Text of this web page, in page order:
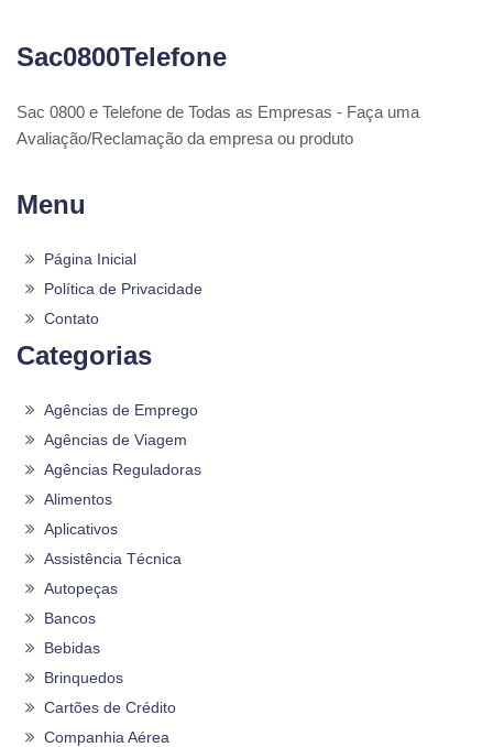
Sac0800Telefone
Sac 0800 e Telefone de Todas as Empresas - Faça uma
Avaliação/Reclamação da empresa ou produto
Menu
Página Inicial
Política de Privacidade
Contato
Categorias
Agências de Emprego
Agências de Viagem
Agências Reguladoras
Alimentos
Aplicativos
Assistência Técnica
Autopeças
Bancos
Bebidas
Brinquedos
Cartões de Crédito
Companhia Aérea